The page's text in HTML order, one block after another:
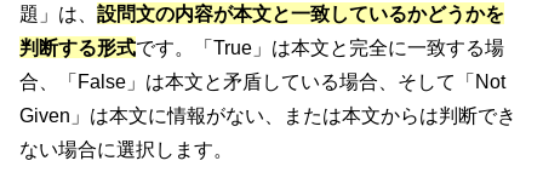
題」は、設問文の内容が本文と一致しているかどうかを
判断する形式です。「True」は本文と完全に一致する場
合、「False」は本文と矛盾している場合、そして「Not
Given」は本文に情報がない、または本文からは判断でき
ない場合に選択します。